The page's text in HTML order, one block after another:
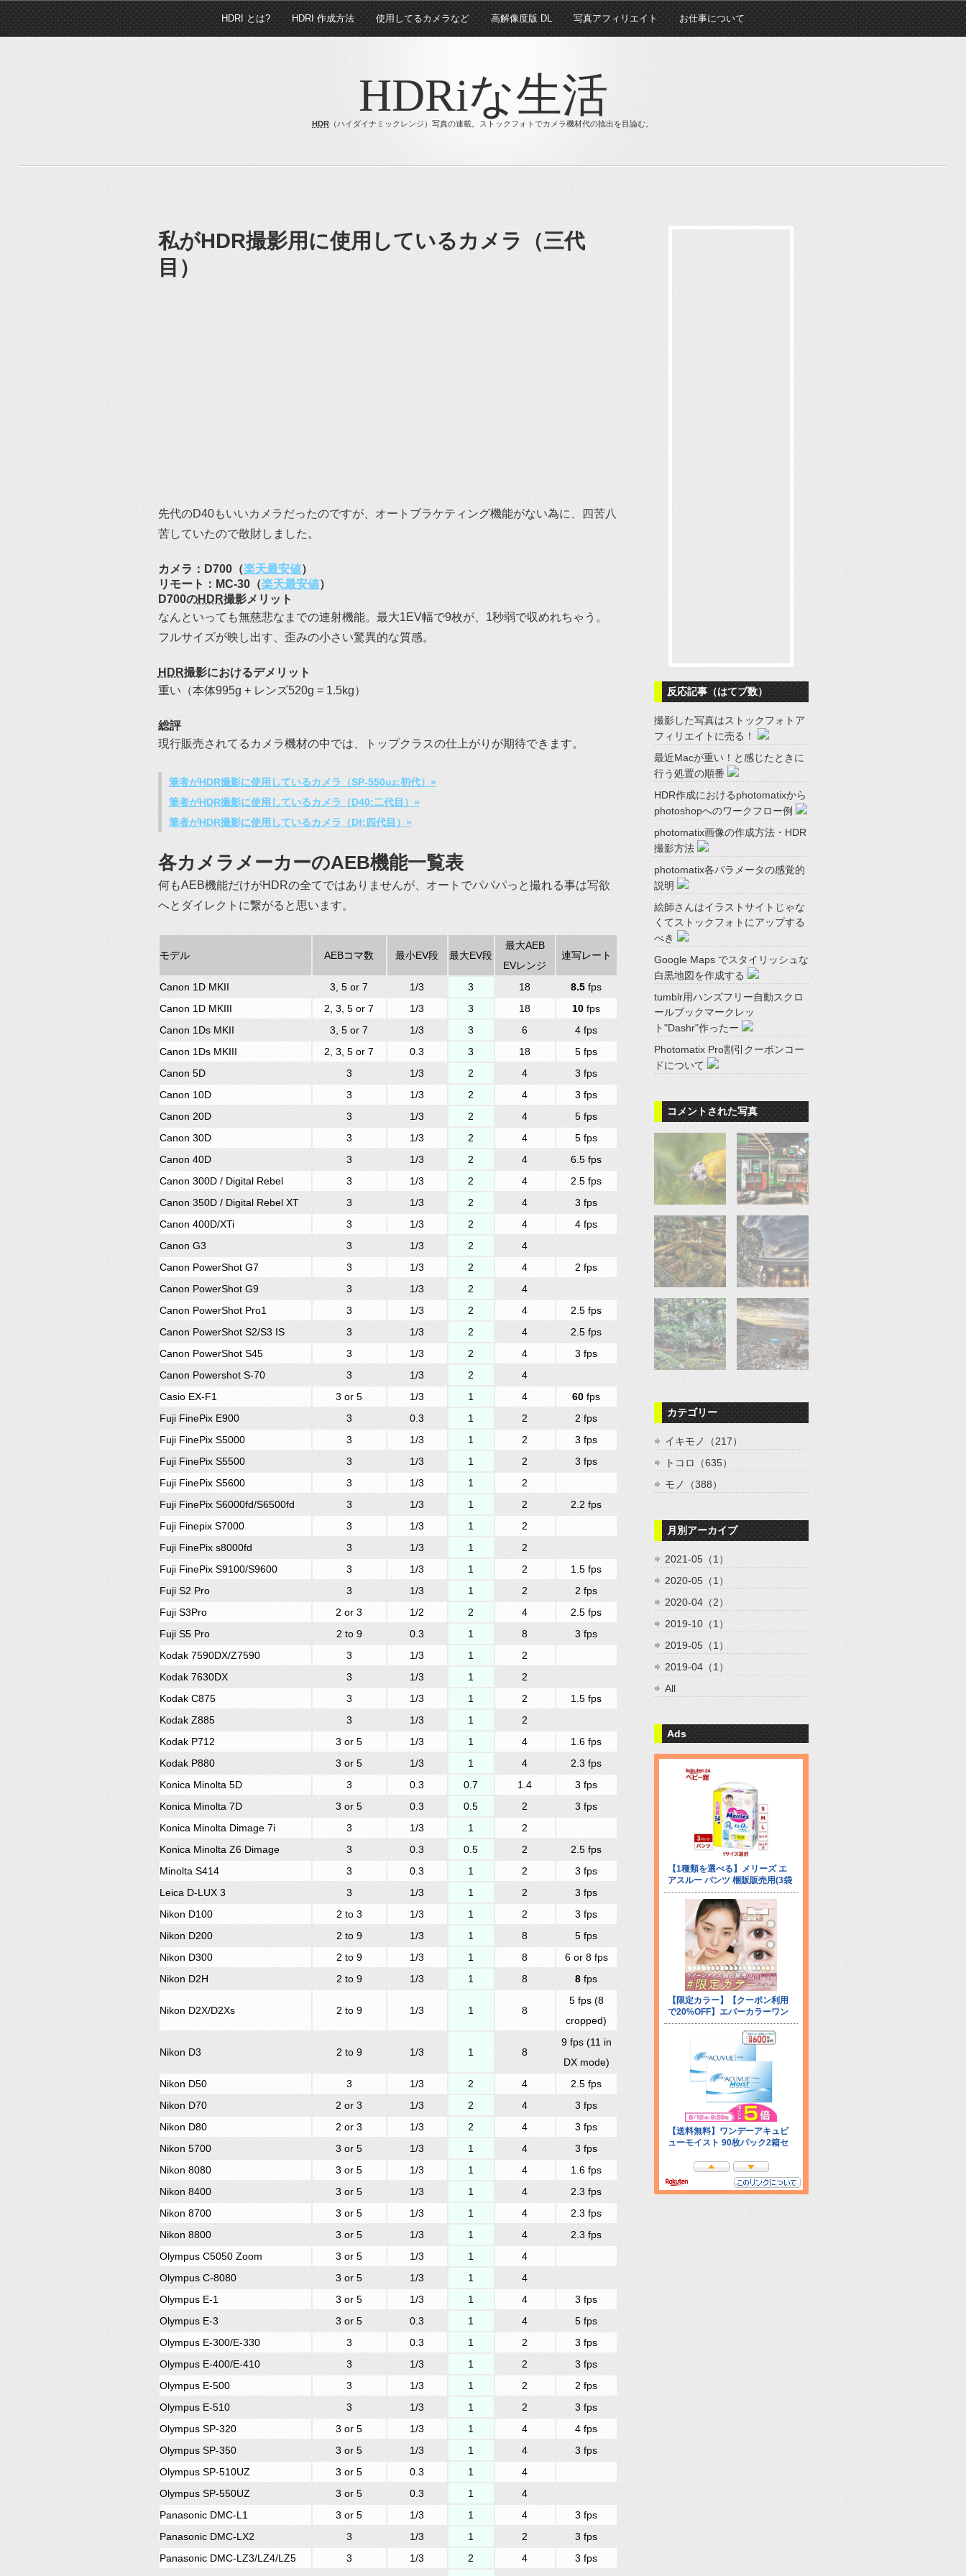
HDRI とは? HDRI 作成方法 使用してるカメラなど 高解像度版 DL 写真アフィリエイト お仕事について
HDRiな生活
HDR （ハイダイナミックレンジ）写真の連載。ストックフォトでカメラ機材代の捻出を目論む。
私がHDR撮影用に使用しているカメラ（三代
目）
先代のD40もいいカメラだったのですが、オートブラケティング機能がない為に、四苦八
苦していたので散財しました。
カメラ：D700（楽天最安値）
リモート：MC-30（楽天最安値）
D700のHDR撮影メリット
なんといっても無慈悲なまでの連射機能。最大1EV幅で9枚が、1秒弱で収めれちゃう。
フルサイズが映し出す、歪みの小さい驚異的な質感。
HDR撮影におけるデメリット
重い（本体995g + レンズ520g = 1.5kg）
総評
現行販売されてるカメラ機材の中では、トップクラスの仕上がりが期待できます。
筆者がHDR撮影に使用しているカメラ（SP-550uz:初代）»
筆者がHDR撮影に使用しているカメラ（D40:二代目）»
筆者がHDR撮影に使用しているカメラ（Df:四代目）»
各カメラメーカーのAEB機能一覧表
何もAEB機能だけがHDRの全てではありませんが、オートでパパパっと撮れる事は写欲
へとダイレクトに繋がると思います。
モデル AEBコマ数 最小EV段 最大EV段
最大AEB
EVレンジ
連写レート
Canon 1D MKII 3, 5 or 7 1/3 3 18 8.5 fps
Canon 1D MKIII
2, 3, 5 or 7 1/3 3 18 10 fps
Canon 1Ds MKII
3, 5 or 7 1/3 3 6
4 fps
Canon 1Ds MKIII
2, 3, 5 or 7 0.3 3 18
5 fps
Canon 5D
3 1/3 2 4
3 fps
Canon 10D
3 1/3 2 4
3 fps
Canon 20D
3 1/3 2 4
5 fps
Canon 30D
3 1/3 2 4
5 fps
Canon 40D
3 1/3 2 4
6.5 fps
Canon 300D / Digital Rebel
3 1/3 2 4
2.5 fps
Canon 350D / Digital Rebel XT
3 1/3 2 4
3 fps
Canon 400D/XTi
3 1/3 2 4
4 fps
Canon G3
3 1/3 2
4
Canon PowerShot G7
3 1/3 2 4
2 fps
Canon PowerShot G9
3 1/3 2
4
Canon PowerShot Pro1
3 1/3 2 4
2.5 fps
Canon PowerShot S2/S3 IS
3 1/3 2 4
2.5 fps
Canon PowerShot S45
3 1/3 2 4
3 fps
Canon Powershot S-70
3 1/3 2
4
Casio EX-F1
3 or 5 1/3 1 4 60 fps
Fuji FinePix E900
3 0.3 1 2
2 fps
Fuji FinePix S5000
3 1/3 1 2
3 fps
Fuji FinePix S5500
3 1/3 1 2
3 fps
Fuji FinePix S5600
3 1/3 1
2
Fuji FinePix S6000fd/S6500fd
3 1/3 1 2
2.2 fps
Fuji Finepix S7000
3 1/3 1
2
Fuji FinePix s8000fd
3 1/3 1
2
Fuji FinePix S9100/S9600
3 1/3 1 2
1.5 fps
Fuji S2 Pro
3 1/3 1 2
2 fps
Fuji S3Pro
2 or 3 1/2 2 4
2.5 fps
Fuji S5 Pro
2 to 9 0.3 1 8
3 fps
Kodak 7590DX/Z7590
3 1/3 1
2
Kodak 7630DX
3 1/3 1
2
Kodak C875
3 1/3 1 2
1.5 fps
Kodak Z885
3 1/3 1
2
Kodak P712
3 or 5 1/3 1 4
1.6 fps
Kodak P880
3 or 5 1/3 1 4
2.3 fps
Konica Minolta 5D
3 0.3 0.7 1.4
3 fps
Konica Minolta 7D
3 or 5 0.3 0.5 2
3 fps
Konica Minolta Dimage 7i
3 1/3 1
2
Konica Minolta Z6 Dimage
3 0.3 0.5 2
2.5 fps
Minolta S414
3 0.3 1 2
3 fps
Leica D-LUX 3
3 1/3 1 2
3 fps
Nikon D100
2 to 3 1/3 1 2
3 fps
Nikon D200
2 to 9 1/3 1 8
5 fps
Nikon D300
2 to 9 1/3 1 8
6 or 8 fps
Nikon D2H
2 to 9 1/3 1 8 8 fps
Nikon D2X/D2Xs 2 to 9 1/3 1 8
5 fps (8
cropped)
Nikon D3 2 to 9 1/3 1 8
9 fps (11 in
DX mode)
Nikon D50
3 1/3 2 4
2.5 fps
Nikon D70
2 or 3 1/3 2 4
3 fps
Nikon D80
2 or 3 1/3 2 4
3 fps
Nikon 5700
3 or 5 1/3 1 4
3 fps
Nikon 8080
3 or 5 1/3 1 4
1.6 fps
Nikon 8400
3 or 5 1/3 1 4
2.3 fps
Nikon 8700
3 or 5 1/3 1 4
2.3 fps
Nikon 8800
3 or 5 1/3 1 4
2.3 fps
Olympus C5050 Zoom
3 or 5 1/3 1
4
Olympus C-8080
3 or 5 1/3 1
4
Olympus E-1
3 or 5 1/3 1 4
3 fps
Olympus E-3
3 or 5 0.3 1 4
5 fps
Olympus E-300/E-330
3 0.3 1 2
3 fps
Olympus E-400/E-410
3 1/3 1 2
3 fps
Olympus E-500
3 1/3 1 2
2 fps
Olympus E-510
3 1/3 1 2
3 fps
Olympus SP-320
3 or 5 1/3 1 4
4 fps
Olympus SP-350
3 or 5 1/3 1 4
3 fps
Olympus SP-510UZ
3 or 5 0.3 1
4
Olympus SP-550UZ
3 or 5 0.3 1
4
Panasonic DMC-L1
3 or 5 1/3 1 4
3 fps
Panasonic DMC-LX2
3 1/3 1 2
3 fps
Panasonic DMC-LZ3/LZ4/LZ5
3 1/3 2 4
3 fps
反応記事（はてブ数）
撮影した写真はストックフォトア
フィリエイトに売る！
最近Macが重い！と感じたときに
行う処置の順番
HDR作成におけるphotomatixから
photoshopへのワークフロー例
photomatix画像の作成方法・HDR
撮影方法
photomatix各パラメータの感覚的
説明
絵師さんはイラストサイトじゃな
くてストックフォトにアップする
べき
Google Maps でスタイリッシュな
白黒地図を作成する
tumblr用ハンズフリー自動スクロ
ールブックマークレッ
ト"Dashr"作ったー
Photomatix Pro割引クーポンコー
ドについて
コメントされた写真
カテゴリー
イキモノ（217）
トコロ（635）
モノ（388）
月別アーカイブ
2021-05（1）
2020-05（1）
2020-04（2）
2019-10（1）
2019-05（1）
2019-04（1）
All
Ads